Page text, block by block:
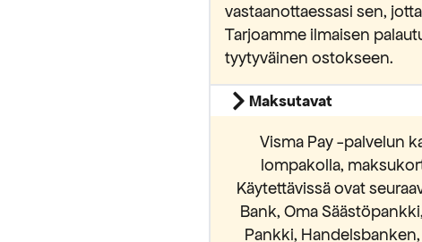
vastaanottaessasi sen,
Tarjoamme ilmaisen
tyytyväinen ostokseen.
Maksutavat
Visma Pay -palvelun
lompakolla,
Käytettävissä ovat
Bank, Oma
Pankki,